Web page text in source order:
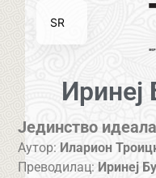
Иринеј
Јединство
Аутор: Иларион
Преводилац: Иринеј
SR
EN